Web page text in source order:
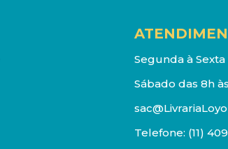
Segunda à Sexta
Sábado das 8h
Telefone: (11)